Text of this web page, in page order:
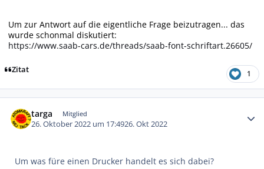
Um zur Antwort auf die eigentliche Frage beizutragen... das
wurde schonmal diskutiert:
https://www.saab-cars.de/threads/saab-font-schriftart.26605/
Zitat 1
targa Mitglied
26. Oktober 2022 um 17:4926. Okt 2022
Um was füre einen Drucker handelt es sich dabei?